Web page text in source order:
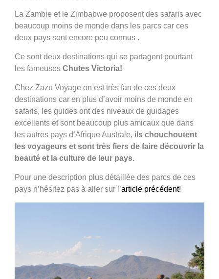
La Zambie et le Zimbabwe proposent des safaris avec
beaucoup moins de monde dans les parcs car ces
deux pays sont encore peu connus .
Ce sont deux destinations qui se partagent pourtant
les fameuses Chutes Victoria!
Chez Zazu Voyage on est très fan de ces deux
destinations car en plus d’avoir moins de monde en
safaris, les guides ont des niveaux de guidages
excellents et sont beaucoup plus amicaux que dans
les autres pays d’Afrique Australe, ils chouchoutent
les voyageurs et sont très fiers de faire découvrir la
beauté et la culture de leur pays.
Pour une description plus détaillée des parcs de ces
pays n’hésitez pas à aller sur l’article précédent!